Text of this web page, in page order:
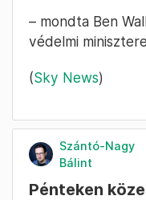
– mondta Ben
védelmi
(Sky News)
Szántó-Nagy
Bálint
Pénteken